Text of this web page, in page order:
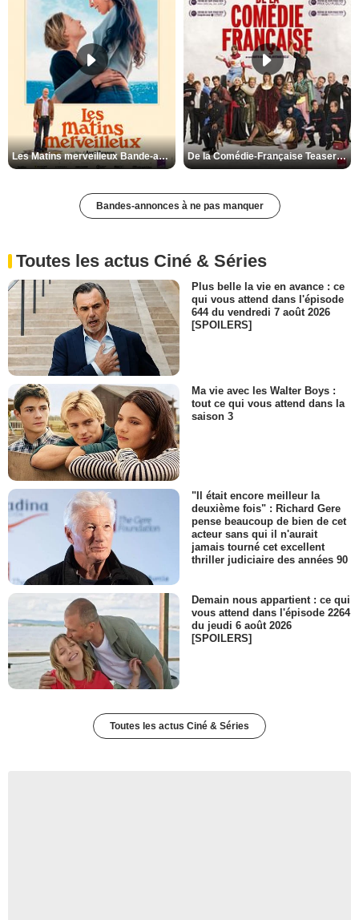
Les Matins merveilleux Bande-annonce VF De la Comédie-Française Teaser VF
Bandes-annonces à ne pas manquer
Toutes les actus Ciné & Séries
Plus belle la vie en avance : ce
qui vous attend dans l'épisode
644 du vendredi 7 août 2026
[SPOILERS]
Ma vie avec les Walter Boys :
tout ce qui vous attend dans la
saison 3
"Il était encore meilleur la
deuxième fois" : Richard Gere
pense beaucoup de bien de cet
acteur sans qui il n'aurait
jamais tourné cet excellent
thriller judiciaire des années 90
Demain nous appartient : ce qui
vous attend dans l'épisode 2264
du jeudi 6 août 2026
[SPOILERS]
Toutes les actus Ciné & Séries